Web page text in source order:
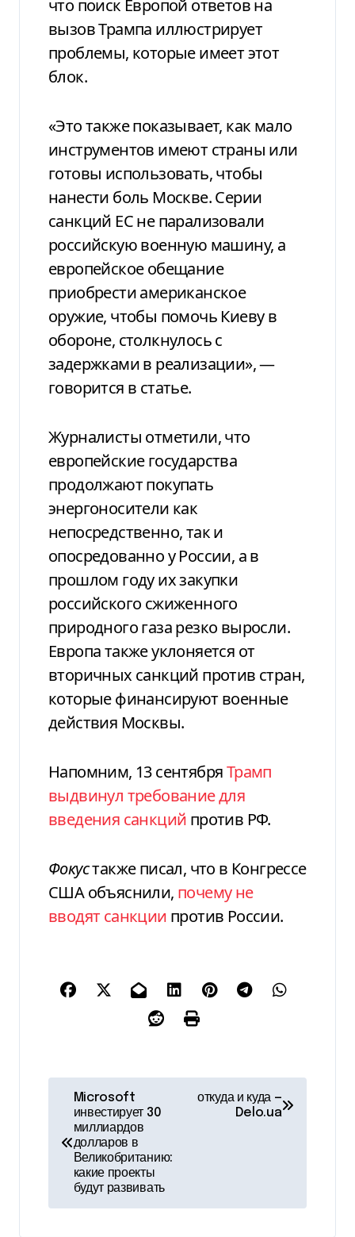
что поиск Европой ответов на
вызов Трампа иллюстрирует
проблемы, которые имеет этот
блок.
«Это также показывает, как мало
инструментов имеют страны или
готовы использовать, чтобы
нанести боль Москве. Серии
санкций ЕС не парализовали
российскую военную машину, а
европейское обещание
приобрести американское
оружие, чтобы помочь Киеву в
обороне, столкнулось с
задержками в реализации», —
говорится в статье.
Журналисты отметили, что
европейские государства
продолжают покупать
энергоносители как
непосредственно, так и
опосредованно у России, а в
прошлом году их закупки
российского сжиженного
природного газа резко выросли.
Европа также уклоняется от
вторичных санкций против стран,
которые финансируют военные
действия Москвы.
Напомним, 13 сентябряТрамп
выдвинул требование для
введения санкций против РФ.
Фокустакже писал, что в Конгрессе
США объяснили, почему не
вводят санкции против России.
Microsoft
инвестирует 30
миллиардов
долларов в
Великобританию:
какие проекты
будут развивать
откуда и куда —
Delo.ua